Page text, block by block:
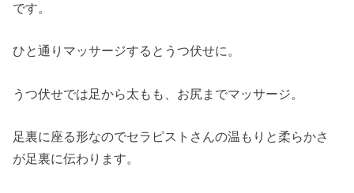
です。
ひと通りマッサージするとうつ伏せに。
うつ伏せでは足から太もも、お尻までマッサージ。
足裏に座る形なのでセラピストさんの温もりと柔らかさ
が足裏に伝わります。